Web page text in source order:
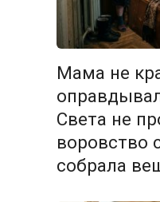
Мама не
Света не
воровство
собрала